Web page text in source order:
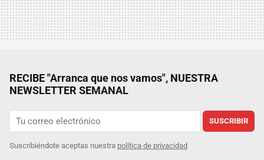
RECIBE "Arranca que nos vamos", NUESTRA
NEWSLETTER SEMANAL
SUSCRIBIR
Suscribiéndote aceptas nuestra política de privacidad